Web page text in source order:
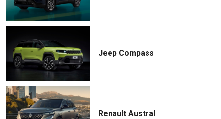
Jeep Compass
Renault Austral